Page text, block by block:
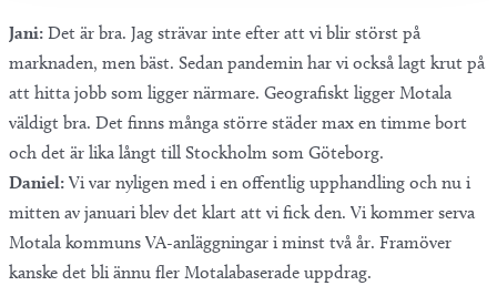
Jani: Det är bra. Jag strävar inte efter att vi blir störst på
marknaden, men bäst. Sedan pandemin har vi också lagt krut på
att hitta jobb som ligger närmare. Geografiskt ligger Motala
väldigt bra. Det finns många större städer max en timme bort
och det är lika långt till Stockholm som Göteborg.
Daniel: Vi var nyligen med i en offentlig upphandling och nu i
mitten av januari blev det klart att vi fick den. Vi kommer serva
Motala kommuns VA-anläggningar i minst två år. Framöver
kanske det bli ännu fler Motalabaserade uppdrag.